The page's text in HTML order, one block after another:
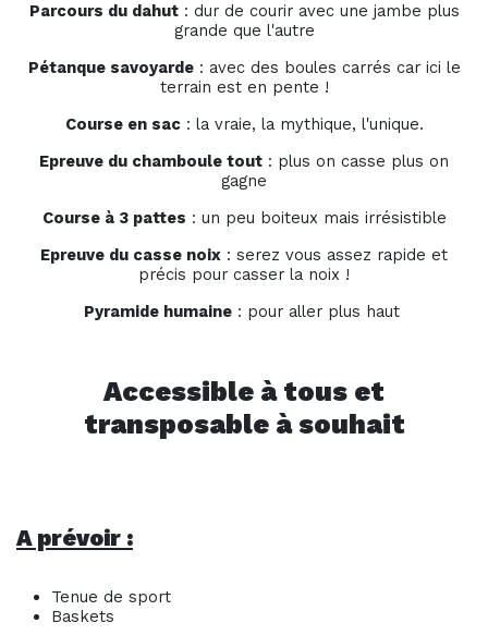
Parcours du dahut: dur de courir avec une jambe plus
grande que l'autre
Pétanque savoyarde: avec des boules carrés car ici le
terrain est en pente !
Course en sac: la vraie, la mythique, l'unique.
Epreuve du chamboule tout : plus on casse plus on
gagne
Course à 3 pattes : un peu boiteux mais irrésistible
Epreuve du casse noix : serez vous assez rapide et
précis pour casser la noix !
Pyramide humaine: pour aller plus haut
Accessible à tous et
transposable à souhait
A prévoir :
Tenue de sport
Baskets